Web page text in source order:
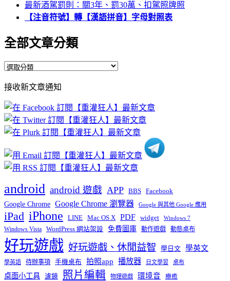
最新酒駕罰則：關3年、罰30萬、扣駕照牌照
【注音符號】轉【漢語拼音】字母對照表
全部文章分類
全
文
章
分
類
接收新文章通知
android android 遊戲 APP BBS Facebook
Google Chrome Google Chrome 瀏覽器 Google 與其他 Google 應用
iPad iPhone LINE Mac OS X PDF widget Windows 7
Windows Vista WordPress 網站架設 免費圖庫 動作遊戲 動態桌布
好玩遊戲 好玩遊戲、休閒益智 學日文 學英文
學英語 待辦事項 手機桌布 拍照app 播放器 日文學習 桌布
桌面小工具 濾鏡 照片編輯 物理遊戲 環境音 療癒